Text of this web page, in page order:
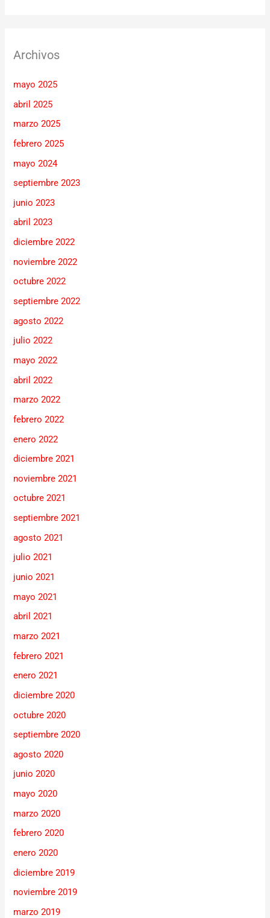
Archivos
mayo 2025
abril 2025
marzo 2025
febrero 2025
mayo 2024
septiembre 2023
junio 2023
abril 2023
diciembre 2022
noviembre 2022
octubre 2022
septiembre 2022
agosto 2022
julio 2022
mayo 2022
abril 2022
marzo 2022
febrero 2022
enero 2022
diciembre 2021
noviembre 2021
octubre 2021
septiembre 2021
agosto 2021
julio 2021
junio 2021
mayo 2021
abril 2021
marzo 2021
febrero 2021
enero 2021
diciembre 2020
octubre 2020
septiembre 2020
agosto 2020
junio 2020
mayo 2020
marzo 2020
febrero 2020
enero 2020
diciembre 2019
noviembre 2019
marzo 2019